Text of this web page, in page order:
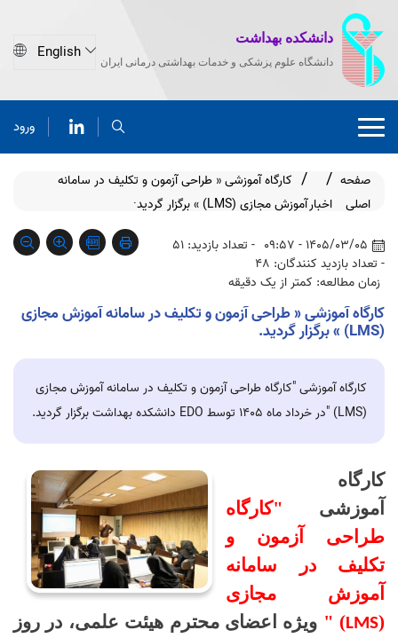
دانشکده بهداشت
دانشگاه علوم پزشکی و خدمات بهداشتی درمانی ایران
ورود
صفحه
اصلی
اخبار
کارگاه آموزشی « طراحی آزمون و تکلیف در سامانه
آموزش مجازی (LMS) » برگزار گردید·
1405/03/05 - 09:57
- تعداد بازدید: 51
- تعداد بازدید کنندگان: 48
زمان مطالعه: کمتر از یک دقیقه
کارگاه آموزشی « طراحی آزمون و تکلیف در سامانه آموزش مجازی
(LMS) » برگزار گردید.
کارگاه آموزشی "کارگاه طراحی آزمون و تکلیف در سامانه آموزش مجازی
(LMS) "در خرداد ماه 1405 توسط EDO دانشکده بهداشت برگزار گردید.
کارگاه
آموزشی "کارگاه
طراحی آزمون و
تکلیف در سامانه
آموزش مجازی
(
LMS
) " ویژه اعضای محترم هیئت علمی، در روز